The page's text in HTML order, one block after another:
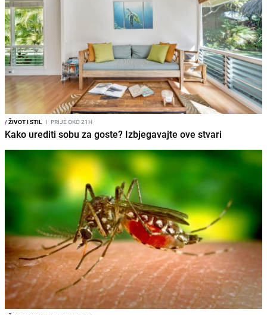
/ŽIVOT I STIL I PRIJE OKO 21H
Kako urediti sobu za goste? Izbjegavajte ove stvari